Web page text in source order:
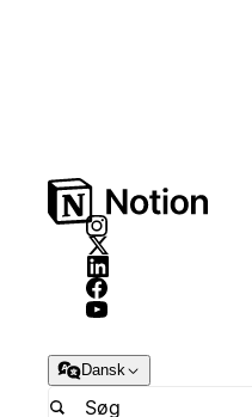
Dansk